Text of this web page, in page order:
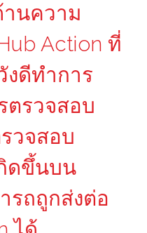
านความ
Action ที่
ดีทำการ
ตรวจสอบ
วจสอบ
ดขึ้นบน
รถถูกส่งต่อ